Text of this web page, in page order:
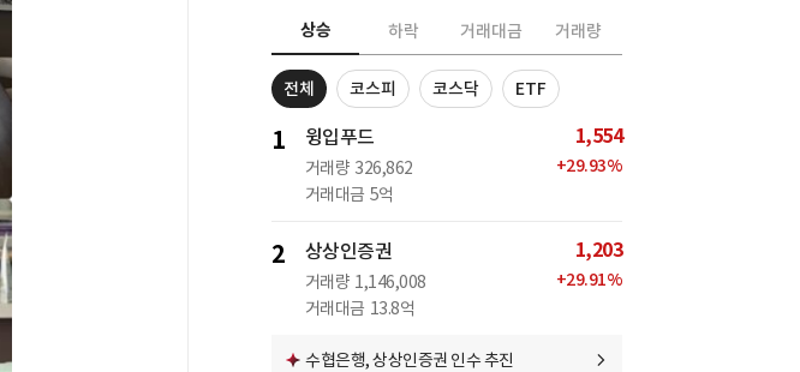
상승 하락 거래대금 거래량
전체 코스피 코스닥 ETF
1 윙입푸드
거래량 326,862
거래대금 5억
1,554
+29.93%
2 상상인증권
거래량 1,146,008
거래대금 13.8억
1,203
+29.91%
수협은행, 상상인증권 인수 추진